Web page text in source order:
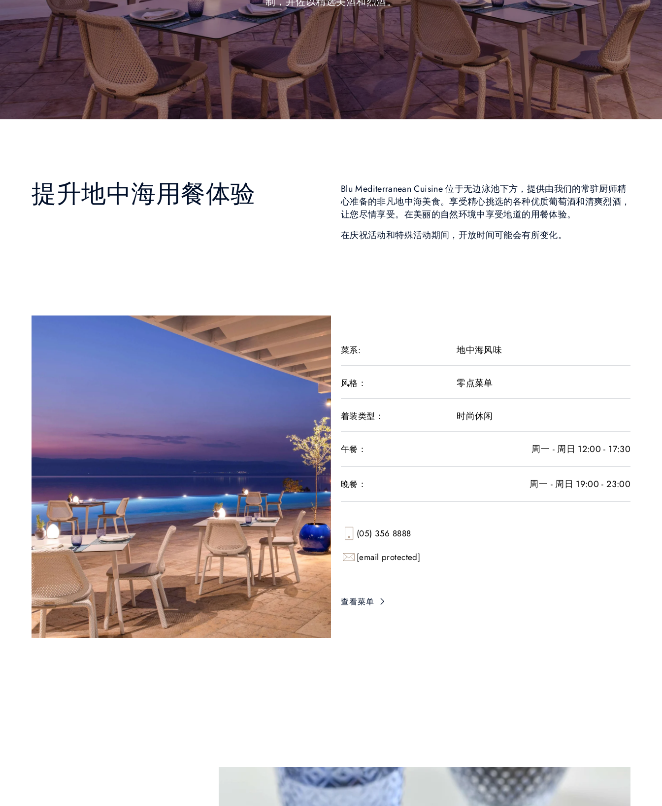
提升地中海用餐体验
Blu Mediterranean Cuisine 位于无边泳池下方，提供由我们的常驻厨师精
心准备的非凡地中海美食。享受精心挑选的各种优质葡萄酒和清爽烈酒，
让您尽情享受。在美丽的自然环境中享受地道的用餐体验。
在庆祝活动和特殊活动期间，开放时间可能会有所变化。
菜系: 地中海风味
风格： 零点菜单
着装类型： 时尚休闲
午餐： 周一 - 周日 12:00 - 17:30
晚餐： 周一 - 周日 19:00 - 23:00
(05) 356 8888
[email protected]
查看菜单